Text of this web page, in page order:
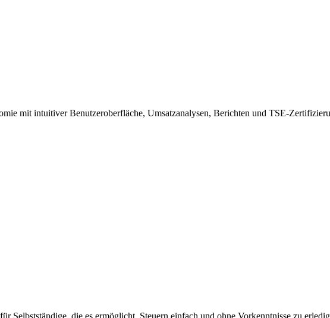
mit intuitiver Benutzeroberfläche, Umsatzanalysen, Berichten und TSE-